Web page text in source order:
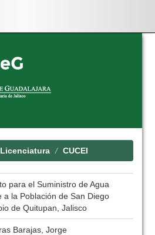
Licenciatura CUCEI
para el Suministro de Agua
a la Población de San Diego
de Quitupan, Jalisco
Barajas, Jorge